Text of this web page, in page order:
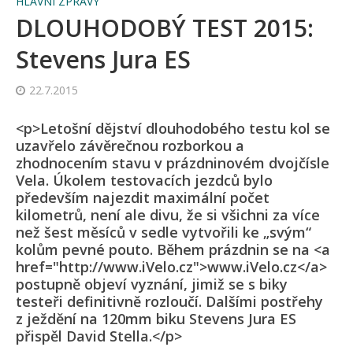
DLOUHODOBÝ TEST 2015:
Stevens Jura ES
22.7.2015
<p>Letošní dějství dlouhodobého testu kol se
uzavřelo závěrečnou rozborkou a
zhodnocením stavu v prázdninovém dvojčísle
Vela. Úkolem testovacích jezdců bylo
především najezdit maximální počet
kilometrů, není ale divu, že si všichni za více
než šest měsíců v sedle vytvořili ke „svým“
kolům pevné pouto. Během prázdnin se na <a
href="http://www.iVelo.cz">www.iVelo.cz</a>
postupně objeví vyznání, jimiž se s biky
testeři definitivně rozloučí. Dalšími postřehy
z ježdění na 120mm biku Stevens Jura ES
přispěl David Stella.</p>